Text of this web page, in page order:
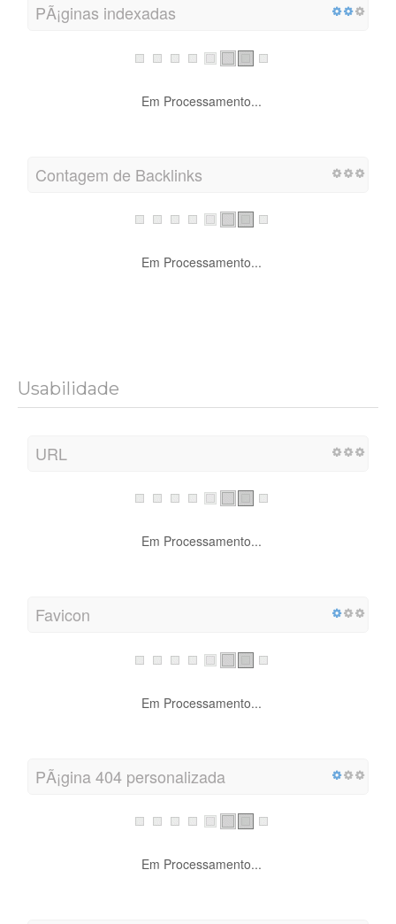
PÃ¡ginas indexadas
Em Processamento...
Contagem de Backlinks
Em Processamento...
Usabilidade
URL
Em Processamento...
Favicon
Em Processamento...
PÃ¡gina 404 personalizada
Em Processamento...